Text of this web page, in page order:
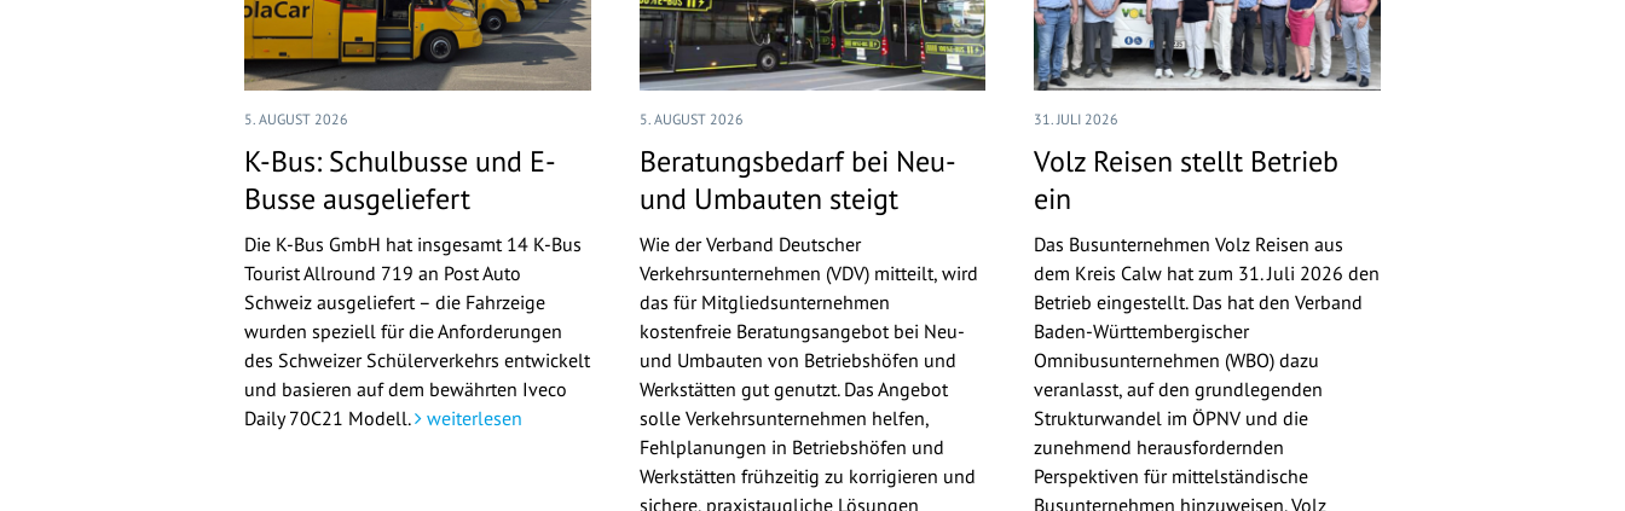
5. AUGUST 2026
K-Bus: Schulbusse und E-
Busse ausgeliefert
Die K-Bus GmbH hat insgesamt 14 K-Bus
Tourist Allround 719 an Post Auto
Schweiz ausgeliefert – die Fahrzeige
wurden speziell für die Anforderungen
des Schweizer Schülerverkehrs entwickelt
und basieren auf dem bewährten Iveco
Daily 70C21 Modell.
weiterlesen
5. AUGUST 2026
Beratungsbedarf bei Neu-
und Umbauten steigt
Wie der Verband Deutscher
Verkehrsunternehmen (VDV) mitteilt, wird
das für Mitgliedsunternehmen
kostenfreie Beratungsangebot bei Neu-
und Umbauten von Betriebshöfen und
Werkstätten gut genutzt. Das Angebot
solle Verkehrsunternehmen helfen,
Fehlplanungen in Betriebshöfen und
Werkstätten frühzeitig zu korrigieren und
sichere, praxistaugliche Lösungen
31. JULI 2026
Volz Reisen stellt Betrieb
ein
Das Busunternehmen Volz Reisen aus
dem Kreis Calw hat zum 31. Juli 2026 den
Betrieb eingestellt. Das hat den Verband
Baden-Württembergischer
Omnibusunternehmen (WBO) dazu
veranlasst, auf den grundlegenden
Strukturwandel im ÖPNV und die
zunehmend herausfordernden
Perspektiven für mittelständische
Busunternehmen hinzuweisen. Volz